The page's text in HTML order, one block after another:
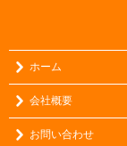
ホーム
会社概要
お問い合わせ